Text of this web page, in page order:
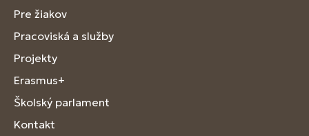
Pre žiakov
Pracoviská a služby
Projekty
Erasmus+
Školský parlament
Kontakt